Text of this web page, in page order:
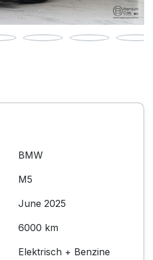
BMW
M5
June 2025
6000 km
Elektrisch + Benzine